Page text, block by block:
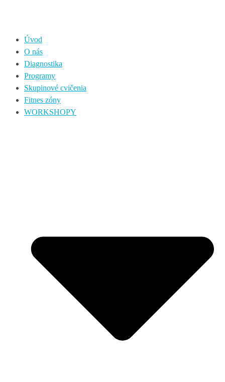
Úvod
O nás
Diagnostika
Programy
Skupinové cvičenia
Fitnes zóny
WORKSHOPY